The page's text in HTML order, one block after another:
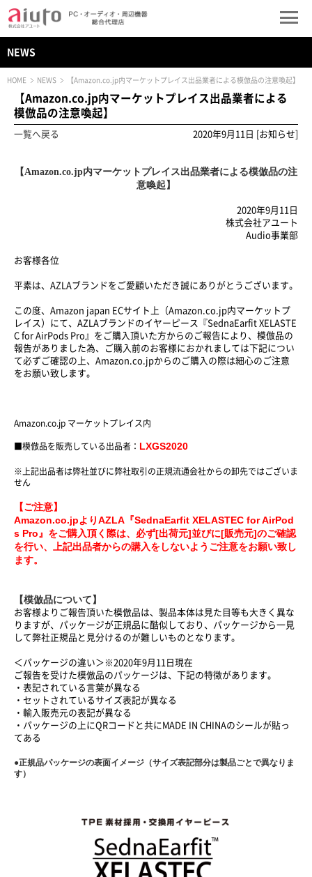
NEWS
HOME NEWS 【Amazon.co.jp内マーケットプレイス出品業者による模倣品の注意喚起】
【Amazon.co.jp内マーケットプレイス出品業者による
模倣品の注意喚起】
一覧へ戻る 2020年9月11日 [お知らせ]
【Amazon.co.jp内マーケットプレイス出品業者による模倣品の注
意喚起】
2020年9月11日
株式会社アユート
Audio事業部
お客様各位
平素は、AZLAブランドをご愛顧いただき誠にありがとうございます。
この度、Amazon japan ECサイト上（Amazon.co.jp内マーケットプ
レイス）にて、AZLAブランドのイヤーピース『SednaEarfit XELASTE
C for AirPods Pro』をご購入頂いた方からのご報告により、模倣品の
報告がありました為、ご購入前のお客様におかれましては下記につい
て必ずご確認の上、Amazon.co.jpからのご購入の際は細心のご注意
をお願い致します。
Amazon.co.jp マーケットプレイス内
■模倣品を販売している出品者： LXGS2020
※上記出品者は弊社並びに弊社取引の正規流通会社からの卸先ではございま
せん
【ご注意】
Amazon.co.jpよりAZLA『SednaEarfit XELASTEC for AirPod
s Pro』をご購入頂く際は、必ず[出荷元]並びに[販売元]のご確認
を行い、上記出品者からの購入をしないようご注意をお願い致し
ます。
【模倣品について】
お客様よりご報告頂いた模倣品は、製品本体は見た目等も大きく異な
りますが、パッケージが正規品に酷似しており、パッケージから一見
して弊社正規品と見分けるのが難しいものとなります。
＜パッケージの違い＞※2020年9月11日現在
ご報告を受けた模倣品のパッケージは、下記の特徴があります。
・表記されている言葉が異なる
・セットされているサイズ表記が異なる
・輸入販売元の表記が異なる
・パッケージの上にQRコードと共にMADE IN CHINAのシールが貼っ
てある
●正規品パッケージの表面イメージ（サイズ表記部分は製品ごとで異なりま
す）